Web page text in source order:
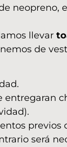
neopreno,
llevar
de
entregaran
previos
será